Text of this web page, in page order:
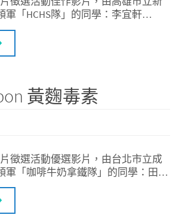
軍「HCHS隊」的同學：李宜軒…
黃麴毒素
徵選活動優選影片，由台北市立成
軍「咖啡牛奶拿鐵隊」的同學：田…